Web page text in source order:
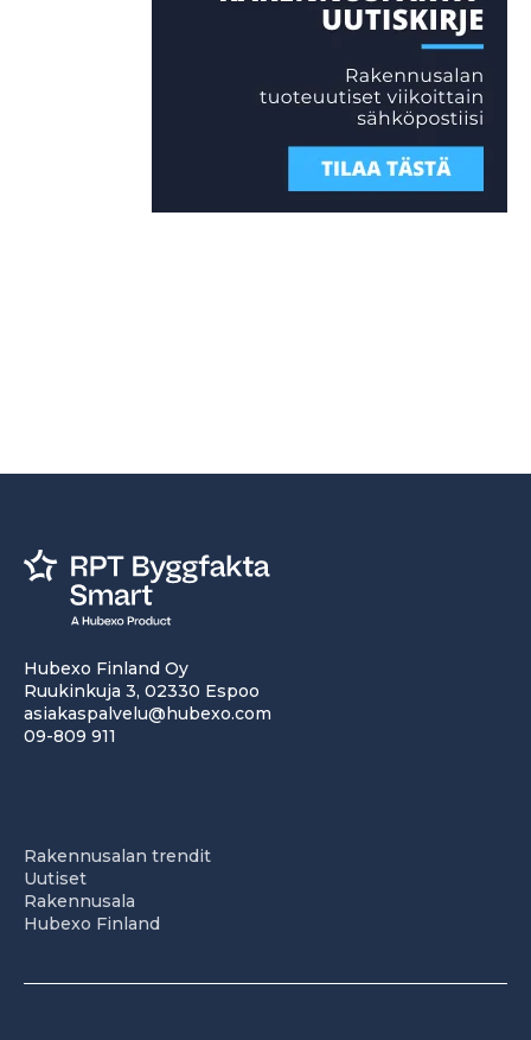
Hubexo Finland Oy
Ruukinkuja 3, 02330 Espoo
asiakaspalvelu@hubexo.com
09-809 911
Rakennusalan trendit
Uutiset
Rakennusala
Hubexo Finland